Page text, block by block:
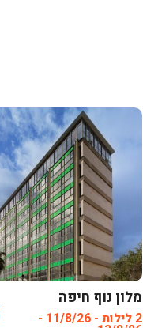
מלון נוף חיפה
2 לילות - 11/8/26 -